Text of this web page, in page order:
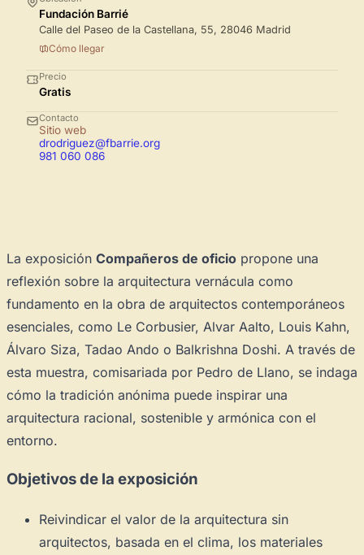
Fundación Barrié
Calle del Paseo de la Castellana, 55, 28046 Madrid
Cómo llegar
Precio
Gratis
Contacto
Sitio web
drodriguez@fbarrie.org
981 060 086
La exposición Compañeros de oficio propone una
reflexión sobre la arquitectura vernácula como
fundamento en la obra de arquitectos contemporáneos
esenciales, como Le Corbusier, Alvar Aalto, Louis Kahn,
Álvaro Siza, Tadao Ando o Balkrishna Doshi. A través de
esta muestra, comisariada por Pedro de Llano, se indaga
cómo la tradición anónima puede inspirar una
arquitectura racional, sostenible y armónica con el
entorno.
Objetivos de la exposición
Reivindicar el valor de la arquitectura sin
arquitectos, basada en el clima, los materiales